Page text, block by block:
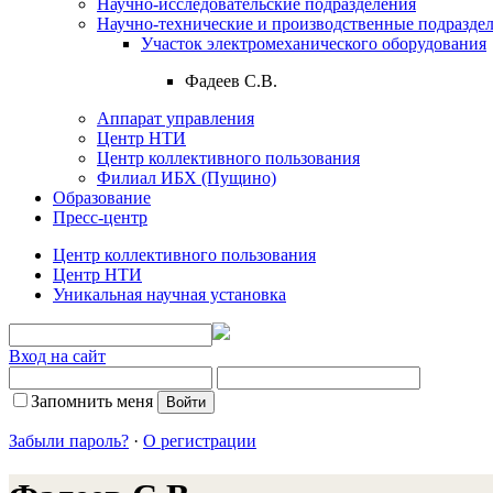
Научно-технические и производственные
Участок электpомеханического обоpудования
Фадеев С.В.
Аппарат управления
Центр НТИ
Центр коллективного пользования
Филиал ИБХ (Пущино)
Образование
Пресс-центр
Центр коллективного пользования
Центр НТИ
Уникальная научная установка
Вход на сайт
Запомнить меня
Забыли пароль? · О регистрации